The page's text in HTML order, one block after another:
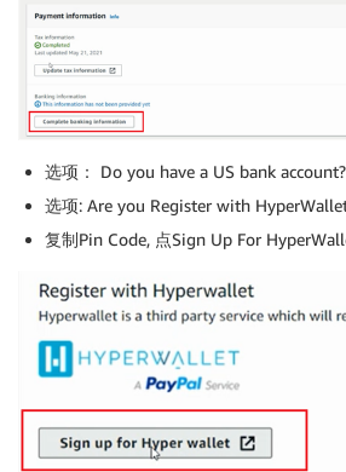
选项： Do you have a US bank
选项: Are you Register with
复制Pin Code, 点Sign Up For